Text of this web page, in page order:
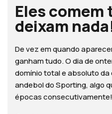
Eles comem
deixam
De vez em quando
ganham tudo. O dia de
domínio total e absoluto
andebol do Sporting, algo
épocas consecutivamente!